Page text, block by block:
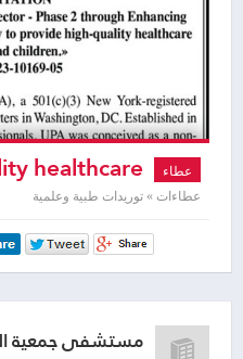
عطاء healthcare
and children
عطاءات » توريدات طبية وعلمية
مستشفى جمعية